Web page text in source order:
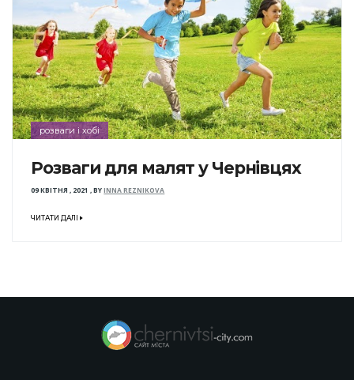
розваги і хобі
Розваги для малят у Чернівцях
09 КВІТНЯ , 2021 ,BYINNA REZNIKOVA
ЧИТАТИ ДАЛІ